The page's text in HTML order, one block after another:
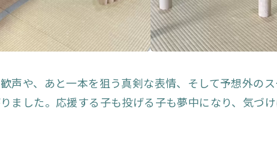
声や、あと一本を狙う真剣な表情、そして予想外のス
ました。応援する子も投げる子も夢中になり、気づ